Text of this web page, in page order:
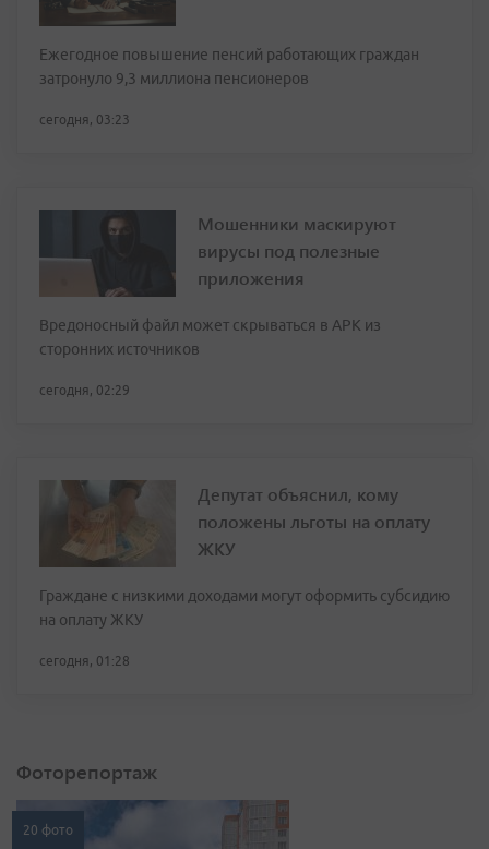
Ежегодное повышение пенсий работающих граждан
затронуло 9,3 миллиона пенсионеров
сегодня, 03:23
Мошенники маскируют
вирусы под полезные
приложения
Вредоносный файл может скрываться в APK из
сторонних источников
сегодня, 02:29
Депутат объяснил, кому
положены льготы на оплату
ЖКУ
Граждане с низкими доходами могут оформить субсидию
на оплату ЖКУ
сегодня, 01:28
Фоторепортаж
20 фото